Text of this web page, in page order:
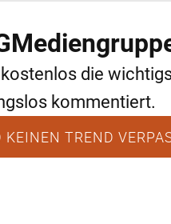
ALLGEMEIN NEWS
die
kommentiert.
TREND